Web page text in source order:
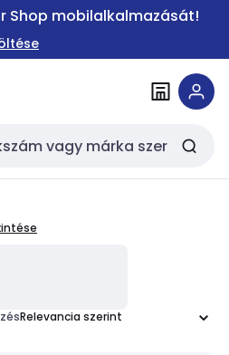
Shop mobilalkalmazását!